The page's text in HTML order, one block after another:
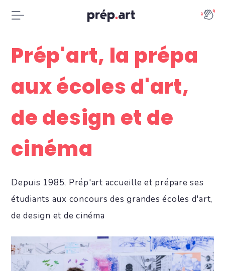
Prép'art, la prépa
aux écoles d'art,
de design et de
cinéma
Depuis 1985, Prép'art accueille et prépare ses
étudiants aux concours des grandes écoles d'art,
de design et de cinéma